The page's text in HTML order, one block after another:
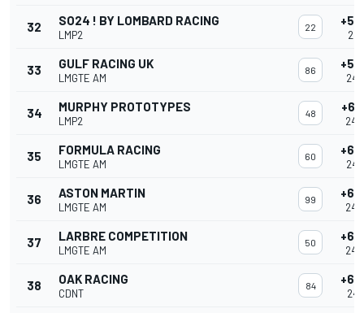
32 SO24 ! BY LOMBARD RACING
LMP2
22
33 GULF RACING UK
LMGTE AM
86
34 MURPHY PROTOTYPES
LMP2
48
35 FORMULA RACING
LMGTE AM
60
36 ASTON MARTIN
LMGTE AM
99
37 LARBRE COMPETITION
LMGTE AM
50
38 OAK RACING
CDNT
84